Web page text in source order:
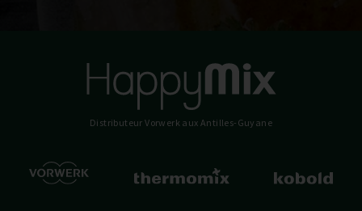
Distributeur Vorwerk aux Antilles-Guyane